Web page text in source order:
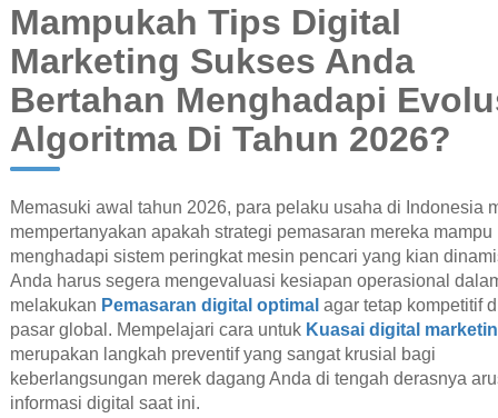
Mampukah Tips Digital
Marketing Sukses Anda
Bertahan Menghadapi
Algoritma Di Tahun 2026?
Memasuki awal tahun 2026, para pelaku usaha di Indonesia
mempertanyakan apakah strategi pemasaran mereka mampu
menghadapi sistem peringkat mesin pencari yang kian
Anda harus segera mengevaluasi kesiapan operasional
melakukan Pemasaran digital optimal agar tetap kompetitif
pasar global. Mempelajari cara untuk Kuasai digital
merupakan langkah preventif yang sangat krusial bagi
keberlangsungan merek dagang Anda di tengah derasnya
informasi digital saat ini.